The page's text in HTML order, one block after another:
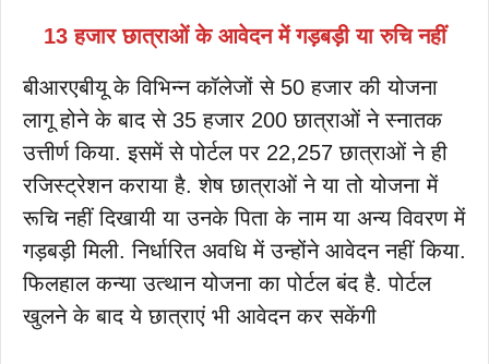
13 हजार छात्राओं के आवेदन में गड़बड़ी या रुचि नहीं
बीआरएबीयू के विभिन्न कॉलेजों से 50 हजार की योजना
लागू होने के बाद से 35 हजार 200 छात्राओं ने स्नातक
उत्तीर्ण किया. इसमें से पोर्टल पर 22,257 छात्राओं ने ही
रजिस्ट्रेशन कराया है. शेष छात्राओं ने या तो योजना में
रूचि नहीं दिखायी या उनके पिता के नाम या अन्य विवरण में
गड़बड़ी मिली. निर्धारित अवधि में उन्होंने आवेदन नहीं किया.
फिलहाल कन्या उत्थान योजना का पोर्टल बंद है. पोर्टल
खुलने के बाद ये छात्राएं भी आवेदन कर सकेंगी